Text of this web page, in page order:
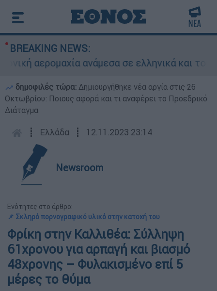
BREAKING NEWS:
αερομαχία ανάμεσα σε ελληνικά και
δημοφιλές τώρα: Δημιουργήθηκε νέα αργία στις 26
Οκτωβρίου: Ποιους αφορά και τι αναφέρει το Προεδρικό
Διάταγμα
┋ Ελλάδα ┋ 12.11.2023 23:14
Newsroom
Ενότητες στο άρθρο:
📌 Σκληρό πορνογραφικό υλικό στην κατοχή του
Φρίκη στην Καλλιθέα: Σύλληψη
61χρονου για αρπαγή και βιασμό
48χρονης – Φυλακισμένο επί 5
μέρες το θύμα